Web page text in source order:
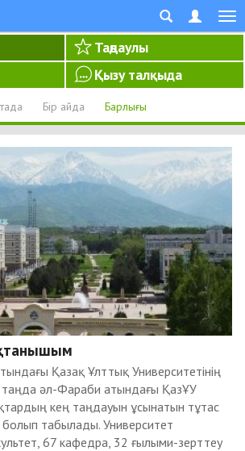
Таңдаулы
Қызу талқыда
Бір айда Барлығы
Қазақ Ұлттық Университетінің
таңда әл-Фараби атындағы ҚазҰУ
кең таңдауын ұсынатын тұтас
табылады. Университет
67 кафедра, 32 ғылыми-зерттеу